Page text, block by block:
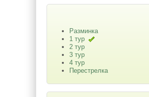
Разминка
1 тур
2 тур
3 тур
4 тур
Перестрелка